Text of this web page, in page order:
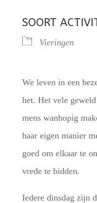
SOORT
Vieringen
We leven in een
het. Het vele
mens wanhopig
haar eigen manier
goed om elkaar te
vrede te bidden.
Iedere dinsdag zijn